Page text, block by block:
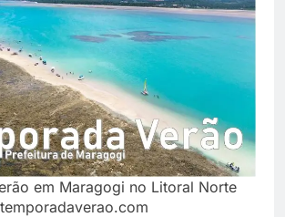
em Maragogi no Litoral Norte